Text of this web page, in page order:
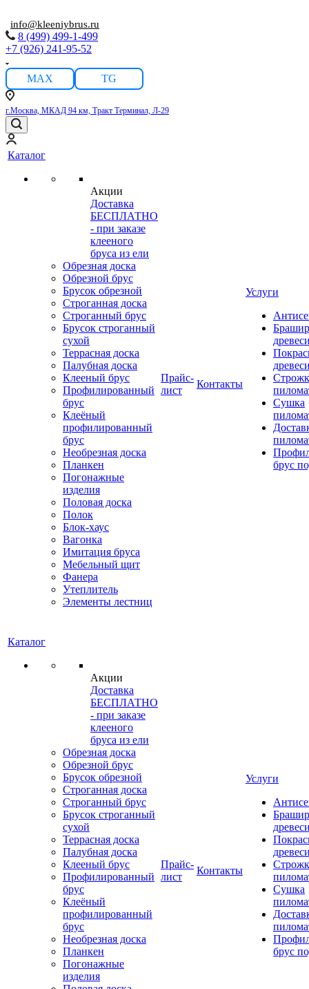
info@kleeniybrus.ru
8 (499) 499-1-499
+7 (926) 241-95-52
MAX TG
г.Москва, МКАД 94 км, Тракт Терминал, Л-29
Каталог
Акции
Доставка
БЕСПЛАТНО
- при заказе
клееного
бруса из ели
Обрезная доска
Обрезной брус
Брусок обрезной
Строганная доска
Строганный брус
Брусок строганный
сухой
Террасная доска
Палубная доска
Клееный брус
Профилированный
брус
Клеёный
профилированный
брус
Необрезная доска
Планкен
Погонажные
изделия
Половая доска
Полок
Блок-хаус
Вагонка
Имитация бруса
Мебельный щит
Фанера
Утеплитель
Элементы лестниц
Прайс-
лист
Контакты
Услуги
Сушка
брус
Каталог
Акции
Доставка
БЕСПЛАТНО
- при заказе
клееного
бруса из ели
Обрезная доска
Обрезной брус
Брусок обрезной
Строганная доска
Строганный брус
Брусок строганный
сухой
Террасная доска
Палубная доска
Клееный брус
Профилированный
брус
Клеёный
профилированный
брус
Необрезная доска
Планкен
Погонажные
изделия
Прайс-
лист
Контакты
Услуги
Сушка
брус